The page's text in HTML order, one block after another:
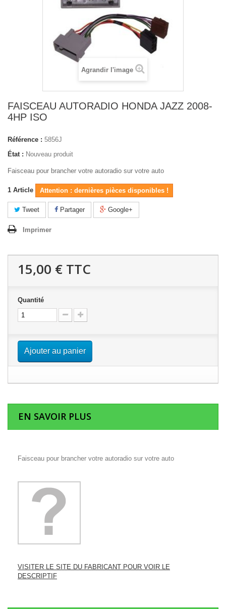
Agrandir l'image
FAISCEAU AUTORADIO HONDA JAZZ 2008-
4HP ISO
Référence : 5856J
État : Nouveau produit
Faisceau pour brancher votre autoradio sur votre auto
1 Article Attention : dernières pièces disponibles !
Tweet Partager Google+
Imprimer
15,00 € TTC
Quantité
Ajouter au panier
EN SAVOIR PLUS
Faisceau pour brancher votre autoradio sur votre auto
VISITER LE SITE DU FABRICANT POUR VOIR LE
DESCRIPTIF